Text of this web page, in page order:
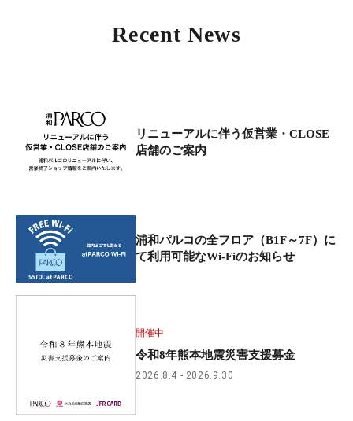
Recent News
リニューアルに伴う仮営業・CLOSE
店舗のご案内
浦和パルコの全フロア（B1F～7F）に
て利用可能なWi-Fiのお知らせ
開催中
令和8年熊本地震災害支援募金
2026.8.4 2026.9.30